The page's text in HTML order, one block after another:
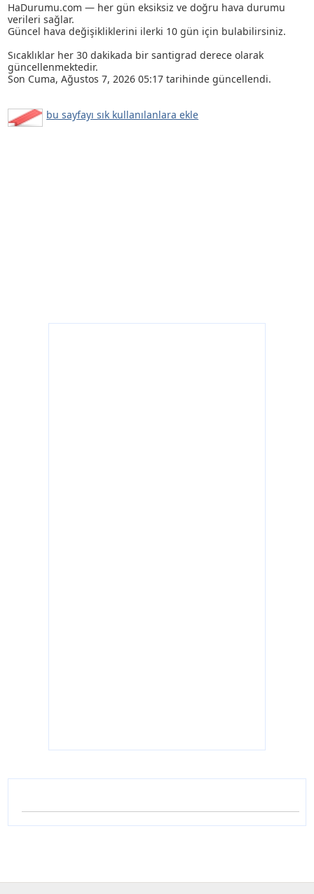
HaDurumu.com — her gün eksiksiz ve doğru hava durumu
verileri sağlar.
Güncel hava değişikliklerini ilerki 10 gün için bulabilirsiniz.
Sıcaklıklar her 30 dakikada bir santigrad derece olarak
güncellenmektedir.
Son Cuma, Ağustos 7, 2026 05:17 tarihinde güncellendi.
bu sayfayı sık kullanılanlara ekle